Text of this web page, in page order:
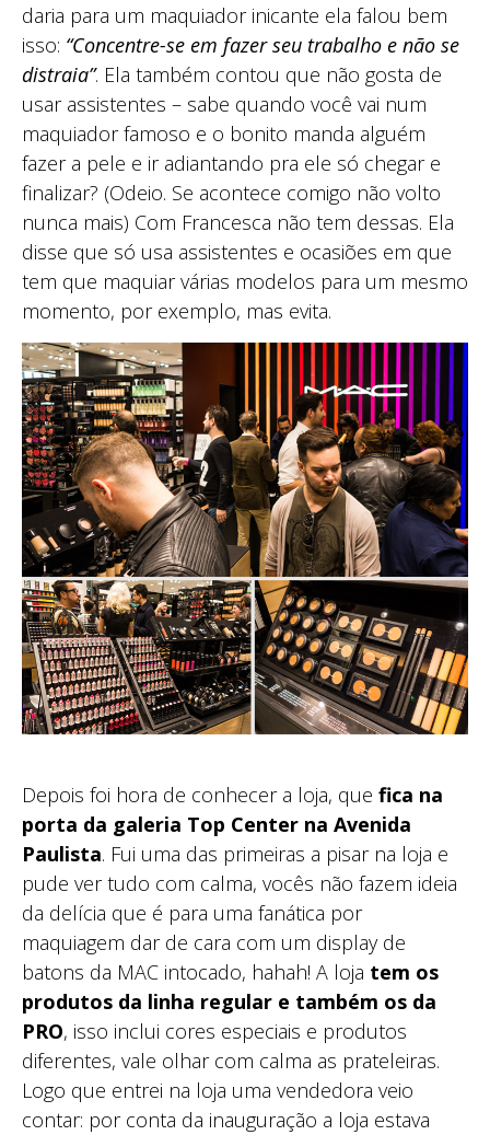
daria para um maquiador inicante ela falou bem
isso: “Concentre-se em fazer seu trabalho e não se
distraia”. Ela também contou que não gosta de
usar assistentes – sabe quando você vai num
maquiador famoso e o bonito manda alguém
fazer a pele e ir adiantando pra ele só chegar e
finalizar? (Odeio. Se acontece comigo não volto
nunca mais) Com Francesca não tem dessas. Ela
disse que só usa assistentes e ocasiões em que
tem que maquiar várias modelos para um mesmo
momento, por exemplo, mas evita.
Depois foi hora de conhecer a loja, que fica na
porta da galeria Top Center na Avenida
Paulista. Fui uma das primeiras a pisar na loja e
pude ver tudo com calma, vocês não fazem ideia
da delícia que é para uma fanática por
maquiagem dar de cara com um display de
batons da MAC intocado, hahah! A loja tem os
produtos da linha regular e também os da
PRO, isso inclui cores especiais e produtos
diferentes, vale olhar com calma as prateleiras.
Logo que entrei na loja uma vendedora veio
contar: por conta da inauguração a loja estava